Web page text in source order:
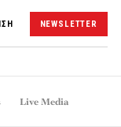
NEWSLETTER
Live Media